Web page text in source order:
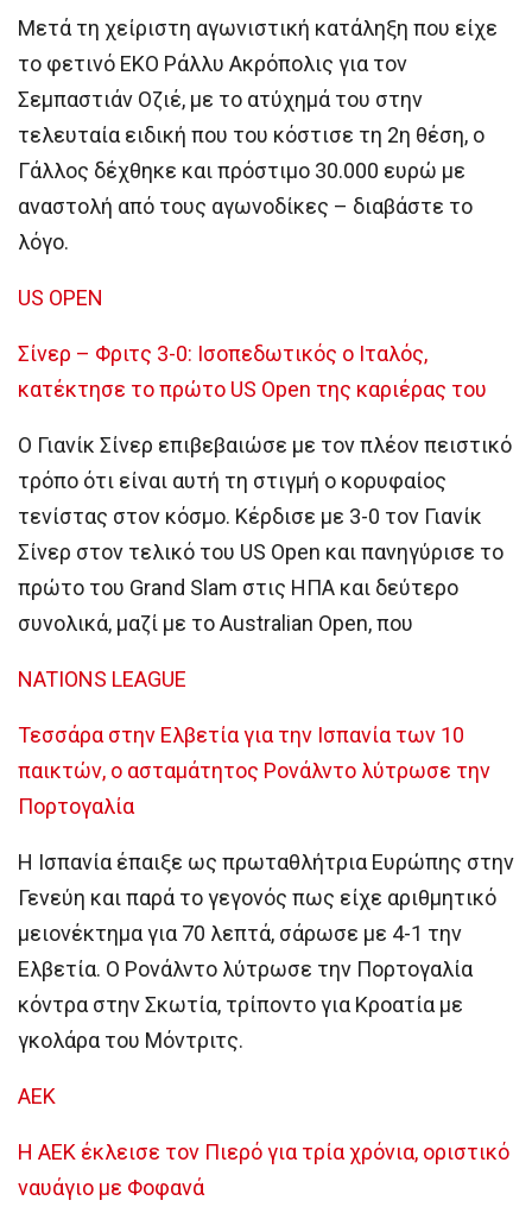
Μετά τη χείριστη αγωνιστική κατάληξη που είχε
το φετινό ΕΚΟ Ράλλυ Ακρόπολις για τον
Σεμπαστιάν Οζιέ, με το ατύχημά του στην
τελευταία ειδική που του κόστισε τη 2η θέση, ο
Γάλλος δέχθηκε και πρόστιμο 30.000 ευρώ με
αναστολή από τους αγωνοδίκες – διαβάστε το
λόγο.
US OPEN
Σίνερ – Φριτς 3-0: Ισοπεδωτικός ο Ιταλός,
κατέκτησε το πρώτο US Open της καριέρας του
Ο Γιανίκ Σίνερ επιβεβαιώσε με τον πλέον πειστικό
τρόπο ότι είναι αυτή τη στιγμή ο κορυφαίος
τενίστας στον κόσμο. Κέρδισε με 3-0 τον Γιανίκ
Σίνερ στον τελικό του US Open και πανηγύρισε το
πρώτο του Grand Slam στις ΗΠΑ και δεύτερο
συνολικά, μαζί με το Australian Open, που
NATIONS LEAGUE
Τεσσάρα στην Ελβετία για την Ισπανία των 10
παικτών, ο ασταμάτητος Ρονάλντο λύτρωσε την
Πορτογαλία
Η Ισπανία έπαιξε ως πρωταθλήτρια Ευρώπης στην
Γενεύη και παρά το γεγονός πως είχε αριθμητικό
μειονέκτημα για 70 λεπτά, σάρωσε με 4-1 την
Ελβετία. Ο Ρονάλντο λύτρωσε την Πορτογαλία
κόντρα στην Σκωτία, τρίποντο για Κροατία με
γκολάρα του Μόντριτς.
ΑΕΚ
Η ΑΕΚ έκλεισε τον Πιερό για τρία χρόνια, οριστικό
ναυάγιο με Φοφανά